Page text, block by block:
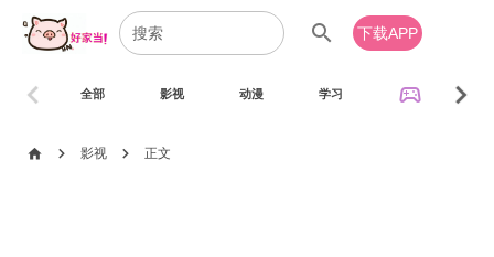
search 下载APP
全部 影视 动漫 学习 sports_esports
chevron_left chevron_right
home chevron_right 影视 chevron_right 正文